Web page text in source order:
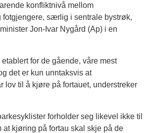
konfliktnivå mellom
fotgjengere, særlig i sentrale bystrøk,
Jon-Ivar Nygård (Ap) i en
for de gående, våre mest
det er kun unntaksvis at
lov til å kjøre på fortauet, understreker
forholder seg likevel ikke til
at kjøring på fortau skal skje på de